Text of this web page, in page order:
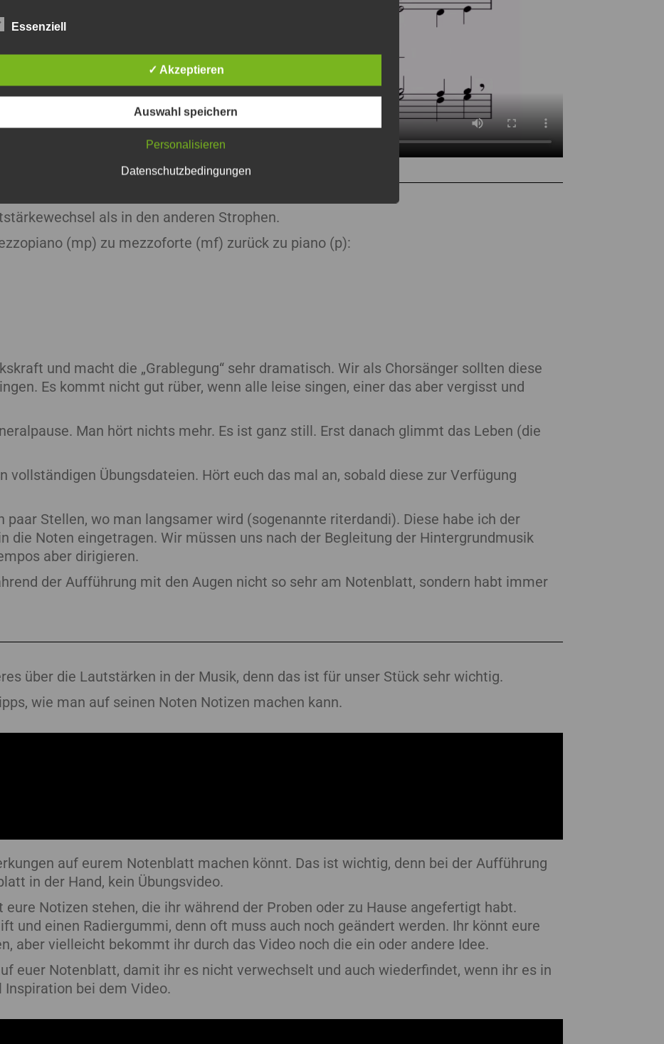
als in den anderen Strophen.
(mp) zu mezzoforte (mf) zurück zu piano (p):
und macht die „Grablegung“ sehr dramatisch. Wir als Chorsänger sollten diese
Es kommt nicht gut rüber, wenn alle leise singen, einer das aber vergisst und
Man hört nichts mehr. Es ist ganz still. Erst danach glimmt das Leben (die
vollständigen Übungsdateien. Hört euch das mal an, sobald diese zur Verfügung
paar Stellen, wo man langsamer wird (sogenannte riterdandi). Diese habe ich der
die Noten eingetragen. Wir müssen uns nach der Begleitung der Hintergrundmusik
aber dirigieren.
der Aufführung mit den Augen nicht so sehr am Notenblatt, sondern habt immer
über die Lautstärken in der Musik, denn das ist für unser Stück sehr wichtig.
wie man auf seinen Noten Notizen machen kann.
auf eurem Notenblatt machen könnt. Das ist wichtig, denn bei der Aufführung
in der Hand, kein Übungsvideo.
Notizen stehen, die ihr während der Proben oder zu Hause angefertigt habt.
und einen Radiergummi, denn oft muss auch noch geändert werden. Ihr könnt eure
aber vielleicht bekommt ihr durch das Video noch die ein oder andere Idee.
euer Notenblatt, damit ihr es nicht verwechselt und auch wiederfindet, wenn ihr es in
bei dem Video.
Essenziell
✓ Akzeptieren
Auswahl speichern
Personalisieren
Datenschutzbedingungen